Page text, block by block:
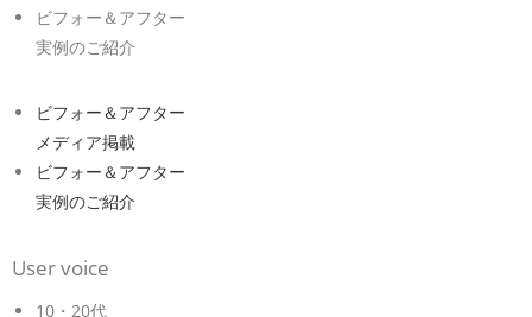
ビフォー＆アフター
実例のご紹介
ビフォー＆アフター
メディア掲載
ビフォー＆アフター
実例のご紹介
User voice
10・20代